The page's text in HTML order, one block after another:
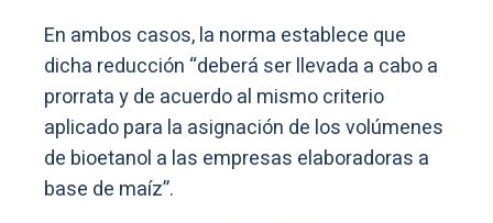
En ambos casos, la norma establece que
dicha reducción “deberá ser llevada a cabo a
prorrata y de acuerdo al mismo criterio
aplicado para la asignación de los volúmenes
de bioetanol a las empresas elaboradoras a
base de maíz”.